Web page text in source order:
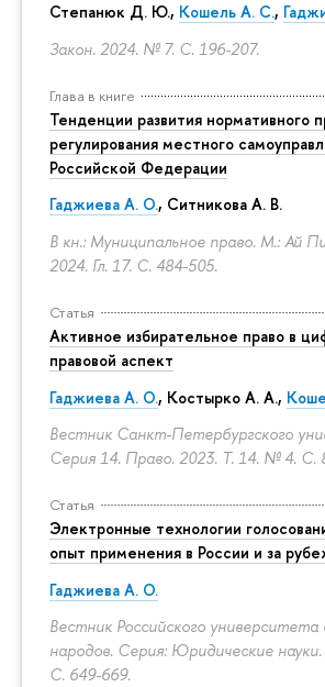
Степанюк Д. Ю., Кошель А. С.,
Закон. 2024. № 7. С. 196-207.
Глава в книге
Тенденции развития нормативного
регулирования местного
Российской Федерации
Гаджиева А. О., Ситникова А. В.
В кн.: Муниципальное право. М.: Ай
2024. Гл. 17. С. 484-505.
Статья
Активное избирательное право в
правовой аспект
Гаджиева А. О., Костырко А. А.,
Вестник Санкт-Петербургского
Серия 14. Право. 2023. Т. 14. № 4. С.
Статья
Электронные технологии
опыт применения в России и за
Гаджиева А. О.
Вестник Российского
народов. Серия: Юридические
С. 649-669.